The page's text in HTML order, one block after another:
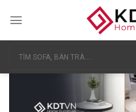
kiếm: